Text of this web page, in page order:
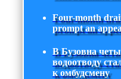
Four-month
prompt an
В Бузовна
водоотводу
к омбудсмену